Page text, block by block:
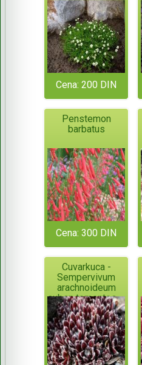
Cena: 200 DIN
Penstemon
barbatus
Cena: 300 DIN
Cuvarkuca -
Sempervivum
arachnoideum
subsp.tomentosum